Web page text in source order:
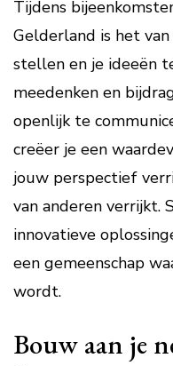
Tijdens
Gelderland is het
stellen en je ideeën
meedenken en
openlijk te
creëer je een
jouw perspectief
van anderen verrijkt.
innovatieve
een gemeenschap
wordt.
Bouw aan je